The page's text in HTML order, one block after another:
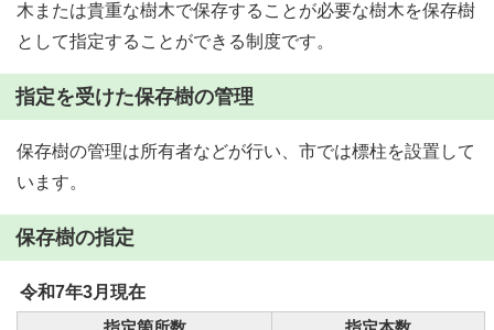
木または貴重な樹木で保存することが必要な樹木を保存樹
として指定することができる制度です。
指定を受けた保存樹の管理
保存樹の管理は所有者などが行い、市では標柱を設置して
います。
保存樹の指定
令和7年3月現在